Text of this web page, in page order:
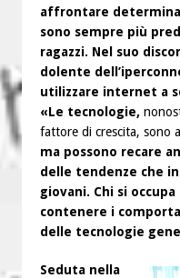
affrontare
sono sempre più
ragazzi. Nel suo
dolente
utilizzare internet a
«Le tecnologie,
fattore di crescita, sono
ma possono recare
delle tendenze che
giovani. Chi si
contenere i
delle tecnologie
Seduta nella